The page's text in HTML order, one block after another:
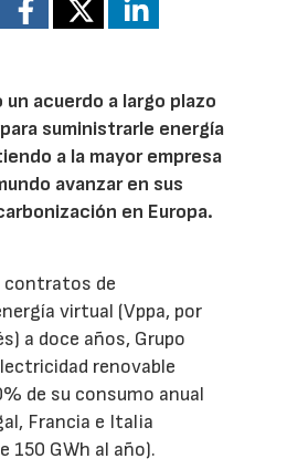
un acuerdo a largo plazo
para suministrarle energía
a la mayor empresa
avanzar en sus
en Europa.
contratos de
virtual (Vppa, por
a doce años, Grupo
renovable
de su consumo anual
Francia e Italia
150 GWh al año).